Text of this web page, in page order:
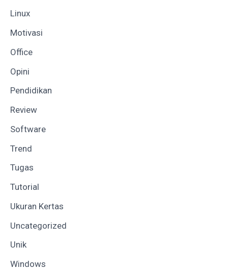
Linux
Motivasi
Office
Opini
Pendidikan
Review
Software
Trend
Tugas
Tutorial
Ukuran Kertas
Uncategorized
Unik
Windows